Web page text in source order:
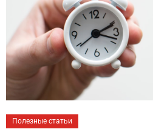
Полезные статьи